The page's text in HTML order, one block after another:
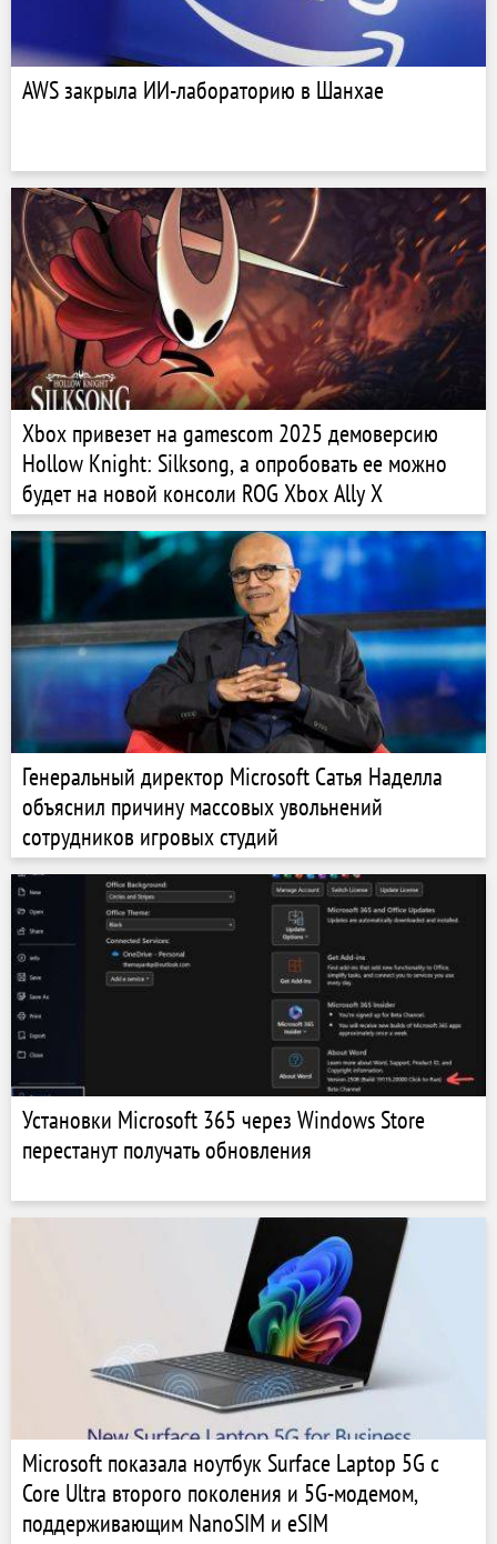
AWS закрыла ИИ-лабораторию в Шанхае
Xbox привезет на gamescom 2025 демоверсию
Hollow Knight: Silksong, а опробовать ее можно
будет на новой консоли ROG Xbox Ally X
Генеральный директор Microsoft Сатья Наделла
объяснил причину массовых увольнений
сотрудников игровых студий
Установки Microsoft 365 через Windows Store
перестанут получать обновления
Microsoft показала ноутбук Surface Laptop 5G с
Core Ultra второго поколения и 5G-модемом,
поддерживающим NanoSIM и eSIM